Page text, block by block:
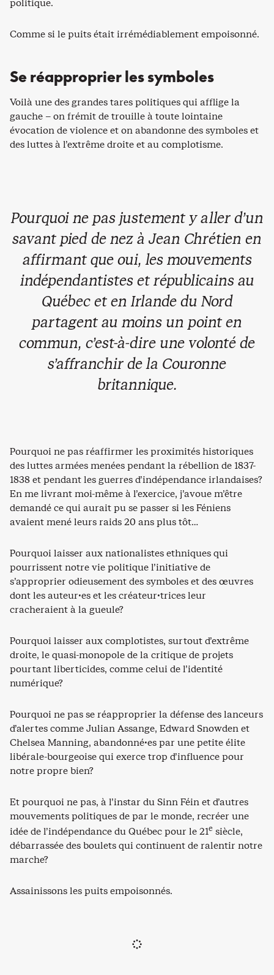
politique.
Comme si le puits était irrémédiablement empoisonné.
Se réapproprier les symboles
Voilà une des grandes tares politiques qui afflige la
gauche – on frémit de trouille à toute lointaine
évocation de violence et on abandonne des symboles et
des luttes à l’extrême droite et au complotisme.
Pourquoi ne pas justement y aller d’un
savant pied de nez à Jean Chrétien en
affirmant que oui, les mouvements
indépendantistes et républicains au
Québec et en Irlande du Nord
partagent au moins un point en
commun, c’est-à-dire une volonté de
s’affranchir de la Couronne
britannique.
Pourquoi ne pas réaffirmer les proximités historiques
des luttes armées menées pendant la rébellion de 1837-
1838 et pendant les guerres d’indépendance irlandaises?
En me livrant moi-même à l’exercice, j’avoue m’être
demandé ce qui aurait pu se passer si les Féniens
avaient mené leurs raids 20 ans plus tôt…
Pourquoi laisser aux nationalistes ethniques qui
pourrissent notre vie politique l’initiative de
s’approprier odieusement des symboles et des œuvres
dont les auteur·es et les créateur·trices leur
cracheraient à la gueule?
Pourquoi laisser aux complotistes, surtout d’extrême
droite, le quasi-monopole de la critique de projets
pourtant liberticides, comme celui de l’identité
numérique?
Pourquoi ne pas se réapproprier la défense des lanceurs
d’alertes comme Julian Assange, Edward Snowden et
Chelsea Manning, abandonné·es par une petite élite
libérale-bourgeoise qui exerce trop d’influence pour
notre propre bien?
Et pourquoi ne pas, à l’instar du Sinn Féin et d’autres
mouvements politiques de par le monde, recréer une
idée de l’indépendance du Québec pour le 21e siècle,
débarrassée des boulets qui continuent de ralentir notre
marche?
Assainissons les puits empoisonnés.